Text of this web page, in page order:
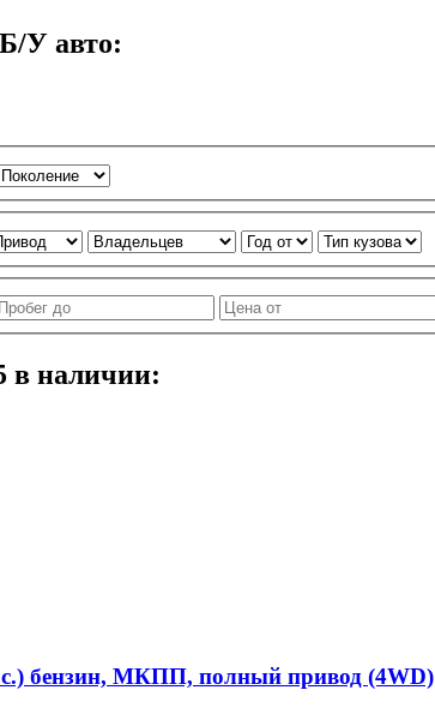
У авто:
в наличии:
бензин, МКПП, полный привод (4WD)